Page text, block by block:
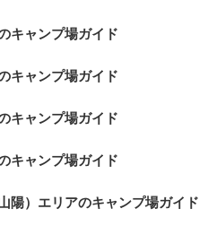
キャンプ場ガイド
キャンプ場ガイド
キャンプ場ガイド
キャンプ場ガイド
陽）エリアのキャンプ場ガイド